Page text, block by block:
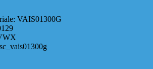
VAIS01300G